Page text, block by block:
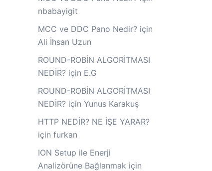
nbabayigit
MCC ve DDC Pano Nedir?için
Ali İhsan Uzun
ROUND-ROBİN ALGORİTMASI
NEDİR?için E.G
ROUND-ROBİN ALGORİTMASI
NEDİR?için Yunus Karakuş
HTTP NEDİR? NE İŞE YARAR?
için furkan
ION Setup ile Enerji
Analizörüne Bağlanmak için